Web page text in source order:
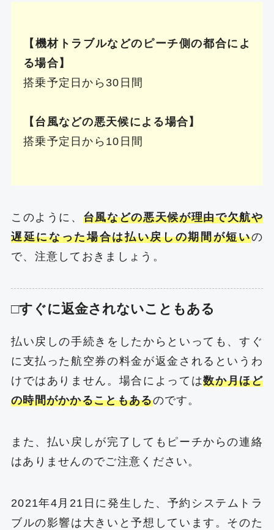
【機材トラブルなどのピーチ側の都合によ
る場合】
搭乗予定日から30日間
【台風などの悪天候による場合】
搭乗予定日から10日間
このように、 台風などの悪天候が理由で欠航や
遅延になった場合は払い戻しの期間が短いの
で、注意しておきましょう。
□すぐに返金されないこともある
払い戻しの手続きをしたからといっても、すぐ
に支払った航空券の料金が返金されるというわ
けではありません。場合によっては数か月ほど
の時間がかかることもあるのです。
また、払い戻しが完了してもピーチからの連絡
はありませんのでご注意ください。
2021年4月21日に発生した、予約システムトラ
ブルの影響は大きいと予想しています。そのた